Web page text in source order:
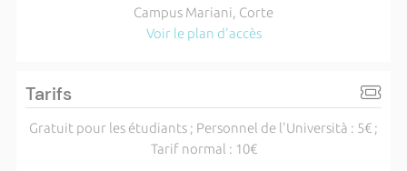
Campus Mariani, Corte
Voir le plan d'accès
Tarifs
Gratuit pour les étudiants ; Personnel de l'Università : 5€ ;
Tarif normal : 10€